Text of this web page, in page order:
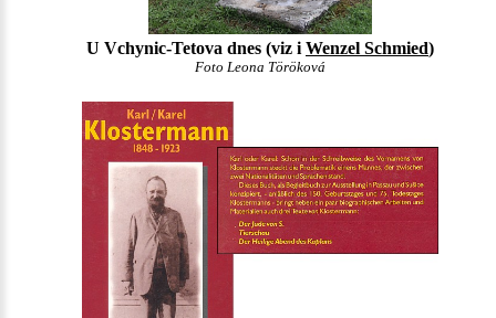
U Vchynic-Tetova dnes (viz i Wenzel Schmied)
Foto Leona Töröková